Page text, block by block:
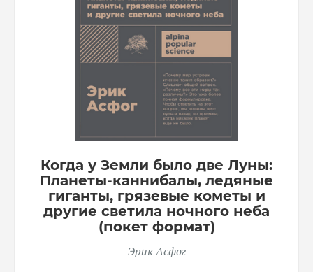
Когда у Земли было две Луны:
Планеты-каннибалы, ледяные
гиганты, грязевые кометы и
другие светила ночного неба
(покет формат)
Эрик Асфог